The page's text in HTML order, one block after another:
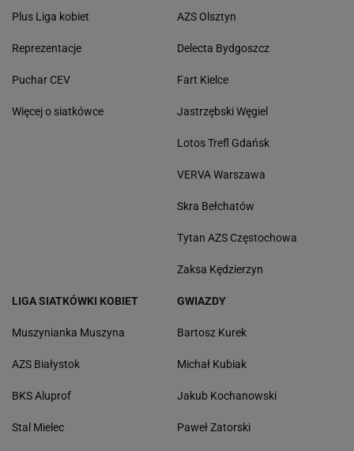
Plus Liga kobiet
Reprezentacje
Puchar CEV
Więcej o siatkówce
AZS Olsztyn
Delecta Bydgoszcz
Fart Kielce
Jastrzębski Węgiel
Lotos Trefl Gdańsk
VERVA Warszawa
Skra Bełchatów
Tytan AZS Częstochowa
Zaksa Kędzierzyn
LIGA SIATKÓWKI KOBIET
Muszynianka Muszyna
AZS Białystok
BKS Aluprof
Stal Mielec
GWIAZDY
Bartosz Kurek
Michał Kubiak
Jakub Kochanowski
Paweł Zatorski